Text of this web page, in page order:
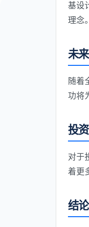
基设
理念。
未
随着
功将
投
对于
着更
结